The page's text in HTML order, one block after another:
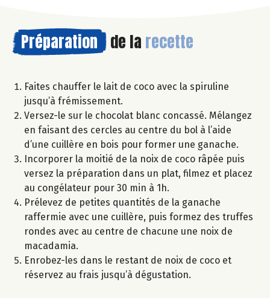
Préparation de la recette
Faites chauffer le lait de coco avec la spiruline
jusqu’à frémissement.
Versez-le sur le chocolat blanc concassé. Mélangez
en faisant des cercles au centre du bol à l’aide
d’une cuillère en bois pour former une ganache.
Incorporer la moitié de la noix de coco râpée puis
versez la préparation dans un plat, filmez et placez
au congélateur pour 30 min à 1h.
Prélevez de petites quantités de la ganache
raffermie avec une cuillère, puis formez des truffes
rondes avec au centre de chacune une noix de
macadamia.
Enrobez-les dans le restant de noix de coco et
réservez au frais jusqu’à dégustation.